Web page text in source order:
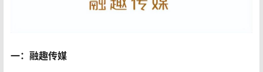
一：融趣传媒